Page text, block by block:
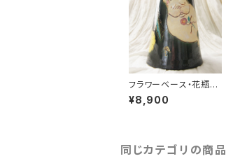
フラワーベース・花瓶
フレンチブルドッグ
¥8,900
同じカテゴリの商品